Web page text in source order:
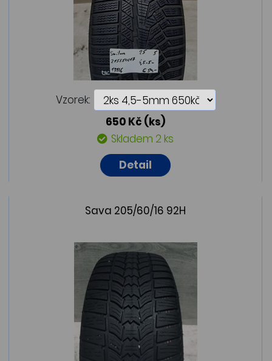
Vzorek:
650 Kč (ks)
Skladem 2 ks
Detail
Sava 205/60/16 92H